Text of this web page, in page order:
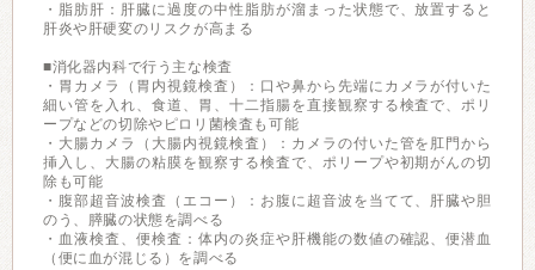
・脂肪肝：肝臓に過度の中性脂肪が溜まった状態で、放置すると
肝炎や肝硬変のリスクが高まる
■消化器内科で行う主な検査
・胃カメラ（胃内視鏡検査）：口や鼻から先端にカメラが付いた
細い管を入れ、食道、胃、十二指腸を直接観察する検査で、ポリ
ープなどの切除やピロリ菌検査も可能
・大腸カメラ（大腸内視鏡検査）：カメラの付いた管を肛門から
挿入し、大腸の粘膜を観察する検査で、ポリープや初期がんの切
除も可能
・腹部超音波検査（エコー）：お腹に超音波を当てて、肝臓や胆
のう、膵臓の状態を調べる
・血液検査、便検査：体内の炎症や肝機能の数値の確認、便潜血
（便に血が混じる）を調べる